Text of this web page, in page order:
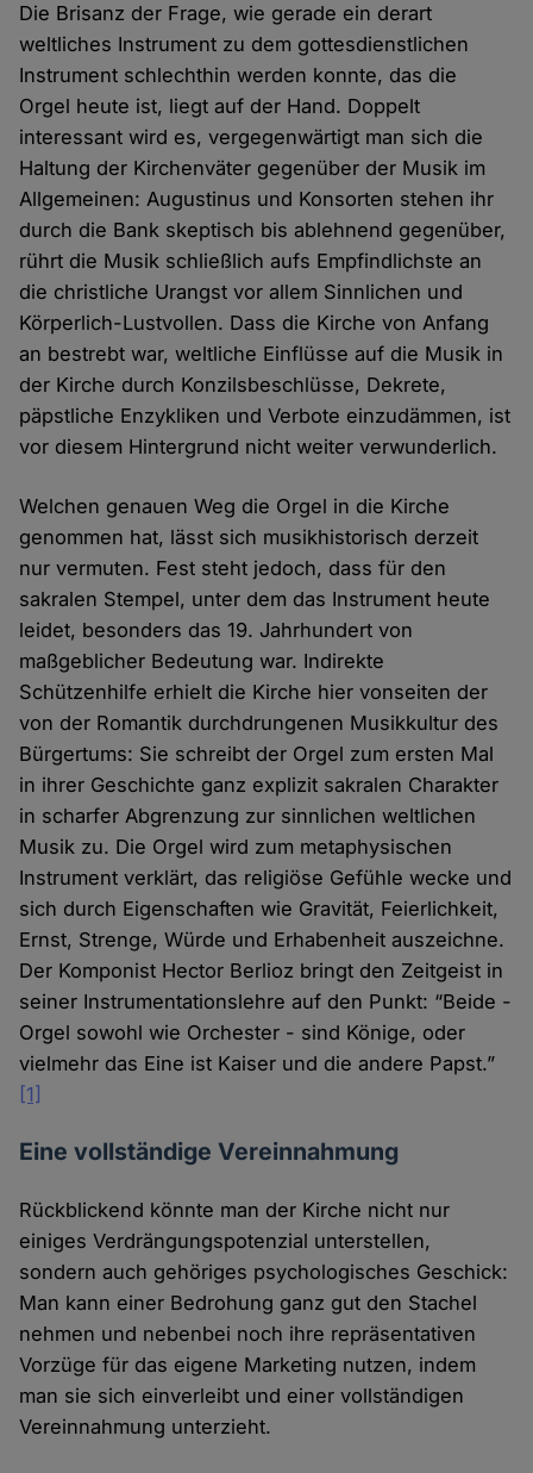
Die Brisanz der Frage, wie gerade ein derart
weltliches Instrument zu dem gottesdienstlichen
Instrument schlechthin werden konnte, das die
Orgel heute ist, liegt auf der Hand. Doppelt
interessant wird es, vergegenwärtigt man sich die
Haltung der Kirchenväter gegenüber der Musik im
Allgemeinen: Augustinus und Konsorten stehen ihr
durch die Bank skeptisch bis ablehnend gegenüber,
rührt die Musik schließlich aufs Empfindlichste an
die christliche Urangst vor allem Sinnlichen und
Körperlich-Lustvollen. Dass die Kirche von Anfang
an bestrebt war, weltliche Einflüsse auf die Musik in
der Kirche durch Konzilsbeschlüsse, Dekrete,
päpstliche Enzykliken und Verbote einzudämmen, ist
vor diesem Hintergrund nicht weiter verwunderlich.
Welchen genauen Weg die Orgel in die Kirche
genommen hat, lässt sich musikhistorisch derzeit
nur vermuten. Fest steht jedoch, dass für den
sakralen Stempel, unter dem das Instrument heute
leidet, besonders das 19. Jahrhundert von
maßgeblicher Bedeutung war. Indirekte
Schützenhilfe erhielt die Kirche hier vonseiten der
von der Romantik durchdrungenen Musikkultur des
Bürgertums: Sie schreibt der Orgel zum ersten Mal
in ihrer Geschichte ganz explizit sakralen Charakter
in scharfer Abgrenzung zur sinnlichen weltlichen
Musik zu. Die Orgel wird zum metaphysischen
Instrument verklärt, das religiöse Gefühle wecke und
sich durch Eigenschaften wie Gravität, Feierlichkeit,
Ernst, Strenge, Würde und Erhabenheit auszeichne.
Der Komponist Hector Berlioz bringt den Zeitgeist in
seiner Instrumentationslehre auf den Punkt: “Beide -
Orgel sowohl wie Orchester - sind Könige, oder
vielmehr das Eine ist Kaiser und die andere Papst.”
[1]
Eine vollständige Vereinnahmung
Rückblickend könnte man der Kirche nicht nur
einiges Verdrängungspotenzial unterstellen,
sondern auch gehöriges psychologisches Geschick:
Man kann einer Bedrohung ganz gut den Stachel
nehmen und nebenbei noch ihre repräsentativen
Vorzüge für das eigene Marketing nutzen, indem
man sie sich einverleibt und einer vollständigen
Vereinnahmung unterzieht.